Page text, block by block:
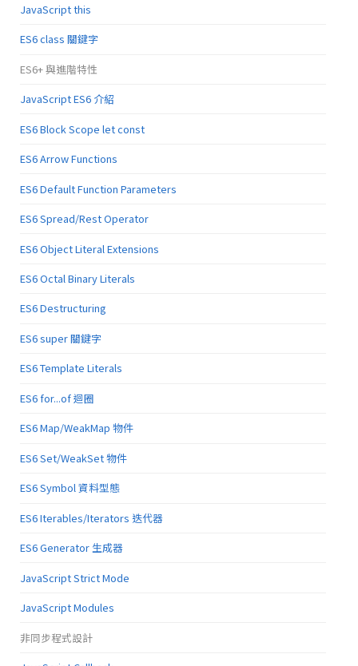
JavaScript this
ES6 class 關鍵字
ES6+ 與進階特性
JavaScript ES6 介紹
ES6 Block Scope let const
ES6 Arrow Functions
ES6 Default Function Parameters
ES6 Spread/Rest Operator
ES6 Object Literal Extensions
ES6 Octal Binary Literals
ES6 Destructuring
ES6 super 關鍵字
ES6 Template Literals
ES6 for...of 迴圈
ES6 Map/WeakMap 物件
ES6 Set/WeakSet 物件
ES6 Symbol 資料型態
ES6 Iterables/Iterators 迭代器
ES6 Generator 生成器
JavaScript Strict Mode
JavaScript Modules
非同步程式設計